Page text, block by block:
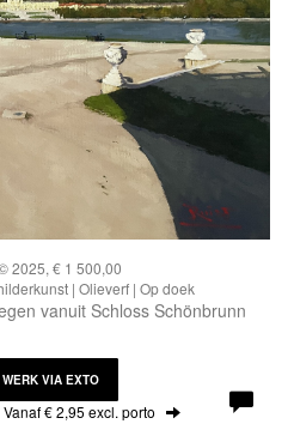
2025, € 1 500,00
| Olieverf | Op doek
vanuit Schloss Schönbrunn
VIA EXTO
Vanaf € 2,95 excl. porto